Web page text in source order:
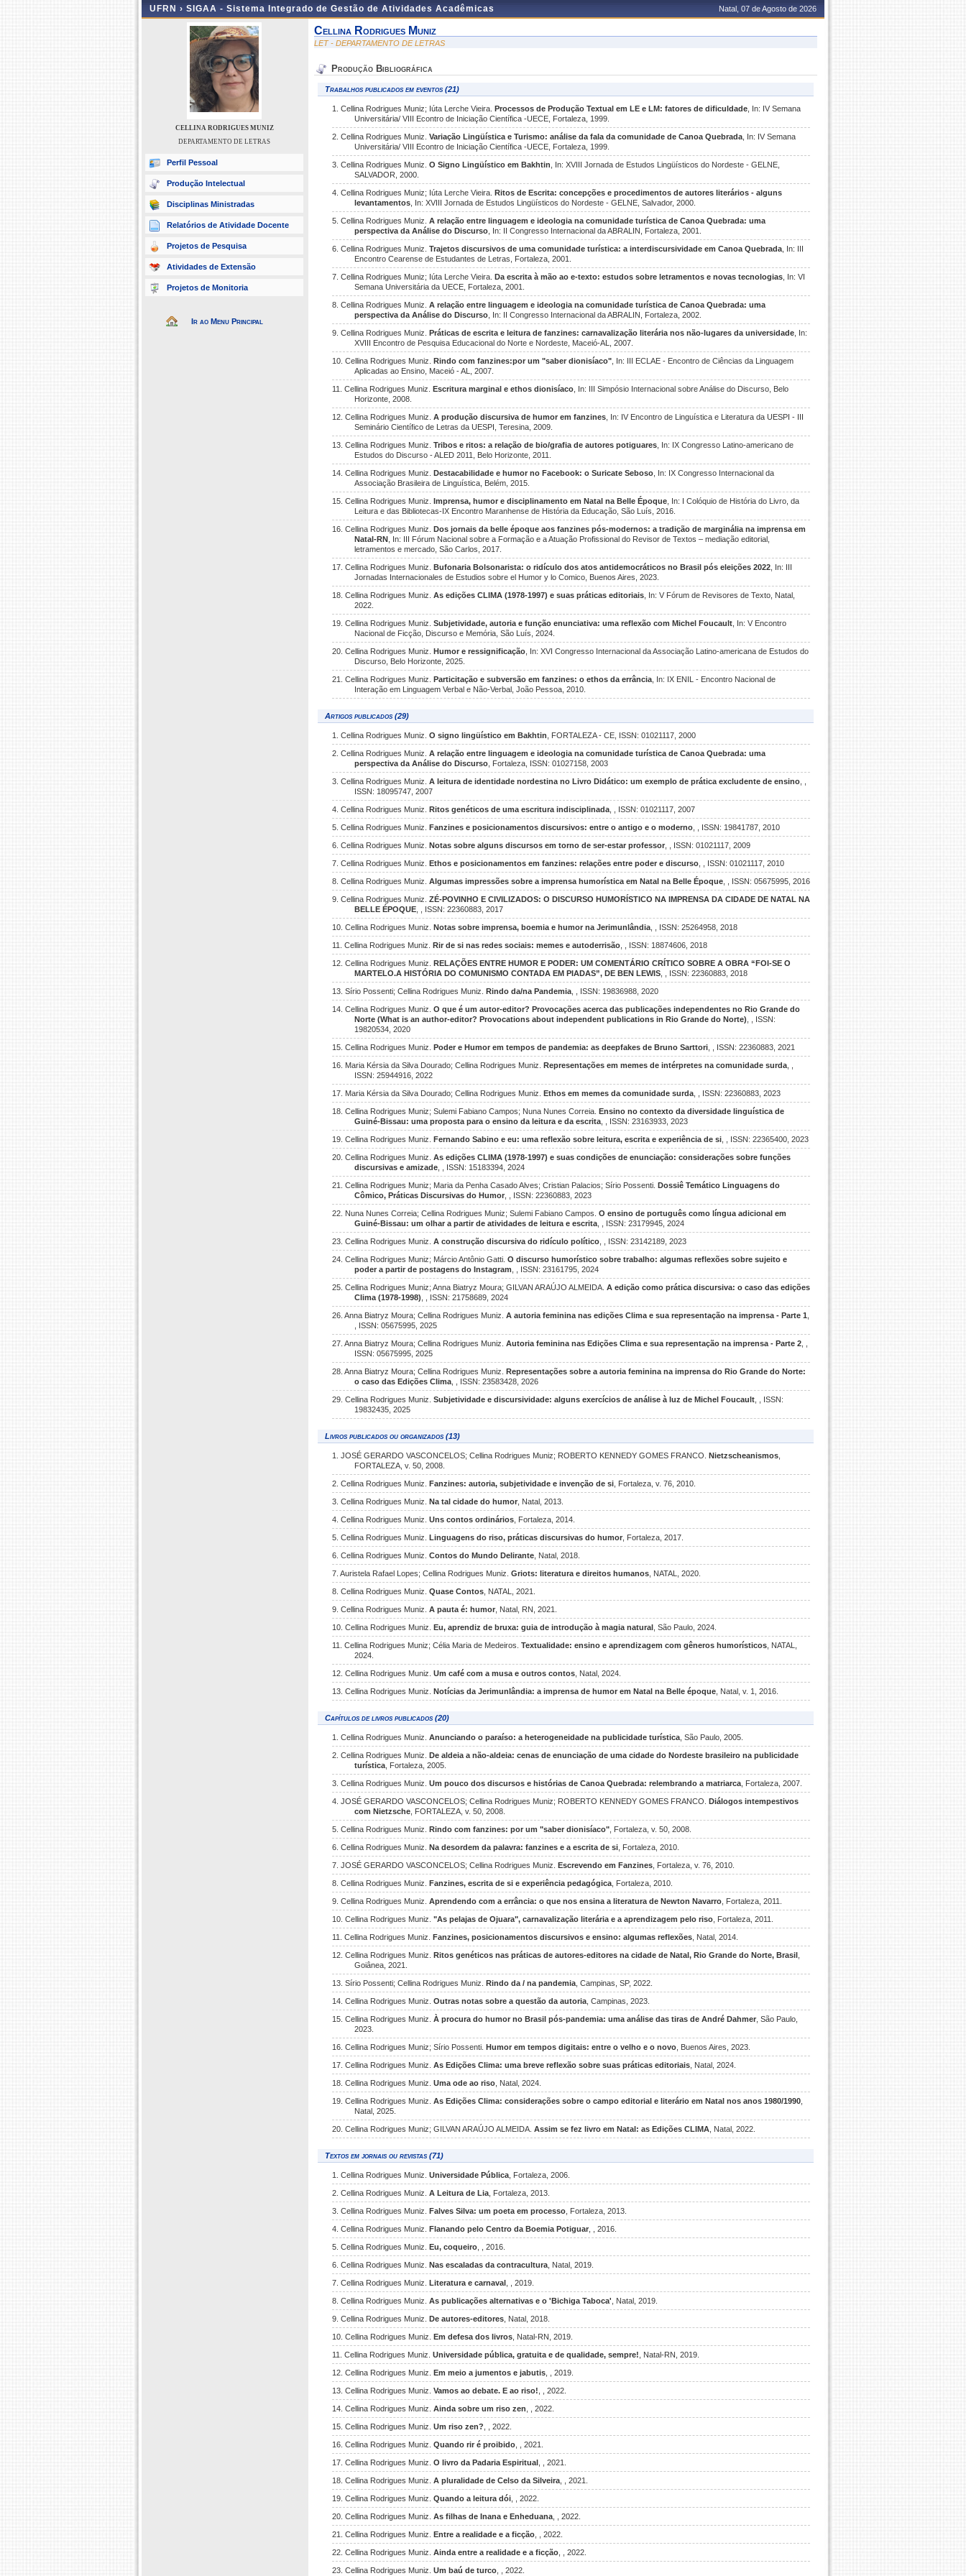
UFRN › SIGAA - Sistema Integrado de Gestão de Atividades Acadêmicas Natal, 07 de Agosto de 2026
CELLINA RODRIGUES MUNIZ
DEPARTAMENTO DE LETRAS
Perfil Pessoal
Produção Intelectual
Disciplinas Ministradas
Relatórios de Atividade Docente
Projetos de Pesquisa
Atividades de Extensão
Projetos de Monitoria
Ir ao Menu Principal
Cellina Rodrigues Muniz
LET - DEPARTAMENTO DE LETRAS
Produção Bibliográfica
Trabalhos publicados em eventos (21)
1. Cellina Rodrigues Muniz; Iúta Lerche Vieira. Processos de Produção Textual em LE e LM: fatores de dificuldade , In: IV Semana
Universitária/ VIII Econtro de Iniciação Científica -UECE, Fortaleza, 1999.
2. Cellina Rodrigues Muniz. Variação Lingüística e Turismo: análise da fala da comunidade de Canoa Quebrada , In: IV Semana
Universitária/ VIII Econtro de Iniciação Científica -UECE, Fortaleza, 1999.
3. Cellina Rodrigues Muniz. O Signo Lingüístico em Bakhtin , In: XVIII Jornada de Estudos Lingüísticos do Nordeste - GELNE,
SALVADOR, 2000.
4. Cellina Rodrigues Muniz; Iúta Lerche Vieira. Ritos de Escrita: concepções e procedimentos de autores literários - alguns
levantamentos , In: XVIII Jornada de Estudos Lingüísticos do Nordeste - GELNE, Salvador, 2000.
5. Cellina Rodrigues Muniz. A relação entre linguagem e ideologia na comunidade turística de Canoa Quebrada: uma
perspectiva da Análise do Discurso , In: II Congresso Internacional da ABRALIN, Fortaleza, 2001.
6. Cellina Rodrigues Muniz. Trajetos discursivos de uma comunidade turística: a interdiscursividade em Canoa Quebrada , In: III
Encontro Cearense de Estudantes de Letras, Fortaleza, 2001.
7. Cellina Rodrigues Muniz; Iúta Lerche Vieira. Da escrita à mão ao e-texto: estudos sobre letramentos e novas tecnologias , In: VI
Semana Universitária da UECE, Fortaleza, 2001.
8. Cellina Rodrigues Muniz. A relação entre linguagem e ideologia na comunidade turística de Canoa Quebrada: uma
perspectiva da Análise do Discurso , In: II Congresso Internacional da ABRALIN, Fortaleza, 2002.
9. Cellina Rodrigues Muniz. Práticas de escrita e leitura de fanzines: carnavalização literária nos não-lugares da universidade , In:
XVIII Encontro de Pesquisa Educacional do Norte e Nordeste, Maceió-AL, 2007.
10. Cellina Rodrigues Muniz. Rindo com fanzines:por um "saber dionisíaco" , In: III ECLAE - Encontro de Ciências da Linguagem
Aplicadas ao Ensino, Maceió - AL, 2007.
11. Cellina Rodrigues Muniz. Escritura marginal e ethos dionisíaco , In: III Simpósio Internacional sobre Análise do Discurso, Belo
Horizonte, 2008.
12. Cellina Rodrigues Muniz. A produção discursiva de humor em fanzines , In: IV Encontro de Linguística e Literatura da UESPI - III
Seminário Científico de Letras da UESPI, Teresina, 2009.
13. Cellina Rodrigues Muniz. Tribos e ritos: a relação de bio/grafia de autores potiguares , In: IX Congresso Latino-americano de
Estudos do Discurso - ALED 2011, Belo Horizonte, 2011.
14. Cellina Rodrigues Muniz. Destacabilidade e humor no Facebook: o Suricate Seboso , In: IX Congresso Internacional da
Associação Brasileira de Linguística, Belém, 2015.
15. Cellina Rodrigues Muniz. Imprensa, humor e disciplinamento em Natal na Belle Époque , In: I Colóquio de História do Livro, da
Leitura e das Bibliotecas-IX Encontro Maranhense de História da Educação, São Luís, 2016.
16. Cellina Rodrigues Muniz. Dos jornais da belle époque aos fanzines pós-modernos: a tradição de marginália na imprensa em
Natal-RN , In: III Fórum Nacional sobre a Formação e a Atuação Profissional do Revisor de Textos – mediação editorial,
letramentos e mercado, São Carlos, 2017.
17. Cellina Rodrigues Muniz. Bufonaria Bolsonarista: o ridículo dos atos antidemocráticos no Brasil pós eleições 2022 , In: III
Jornadas Internacionales de Estudios sobre el Humor y lo Comico, Buenos Aires, 2023.
18. Cellina Rodrigues Muniz. As edições CLIMA (1978-1997) e suas práticas editoriais , In: V Fórum de Revisores de Texto, Natal,
2022.
19. Cellina Rodrigues Muniz. Subjetividade, autoria e função enunciativa: uma reflexão com Michel Foucault , In: V Encontro
Nacional de Ficção, Discurso e Memória, São Luís, 2024.
20. Cellina Rodrigues Muniz. Humor e ressignificação , In: XVI Congresso Internacional da Associação Latino-americana de Estudos do
Discurso, Belo Horizonte, 2025.
21. Cellina Rodrigues Muniz. Particitação e subversão em fanzines: o ethos da errância , In: IX ENIL - Encontro Nacional de
Interação em Linguagem Verbal e Não-Verbal, João Pessoa, 2010.
Artigos publicados (29)
1. Cellina Rodrigues Muniz. O signo lingüístico em Bakhtin , FORTALEZA - CE, ISSN: 01021117, 2000
2. Cellina Rodrigues Muniz. A relação entre linguagem e ideologia na comunidade turística de Canoa Quebrada: uma
perspectiva da Análise do Discurso , Fortaleza, ISSN: 01027158, 2003
3. Cellina Rodrigues Muniz. A leitura de identidade nordestina no Livro Didático: um exemplo de prática excludente de ensino
ISSN: 18095747, 2007
4. Cellina Rodrigues Muniz. Ritos genéticos de uma escritura indisciplinada , , ISSN: 01021117, 2007
5. Cellina Rodrigues Muniz. Fanzines e posicionamentos discursivos: entre o antigo e o moderno , , ISSN: 19841787, 2010
6. Cellina Rodrigues Muniz. Notas sobre alguns discursos em torno de ser-estar professor , , ISSN: 01021117, 2009
7. Cellina Rodrigues Muniz. Ethos e posicionamentos em fanzines: relações entre poder e discurso , , ISSN: 01021117, 2010
8. Cellina Rodrigues Muniz. Algumas impressões sobre a imprensa humorística em Natal na Belle Époque , , ISSN: 05675995, 2016
9. Cellina Rodrigues Muniz. ZÉ-POVINHO E CIVILIZADOS: O DISCURSO HUMORÍSTICO NA IMPRENSA DA CIDADE DE NATAL NA
BELLE ÉPOQUE , , ISSN: 22360883, 2017
10. Cellina Rodrigues Muniz. Notas sobre imprensa, boemia e humor na Jerimunlândia , , ISSN: 25264958, 2018
11. Cellina Rodrigues Muniz. Rir de si nas redes sociais: memes e autoderrisão , , ISSN: 18874606, 2018
12. Cellina Rodrigues Muniz. RELAÇÕES ENTRE HUMOR E PODER: UM COMENTÁRIO CRÍTICO SOBRE A OBRA “FOI-SE O
MARTELO.A HISTÓRIA DO COMUNISMO CONTADA EM PIADAS”, DE BEN LEWIS , , ISSN: 22360883, 2018
13. Sírio Possenti; Cellina Rodrigues Muniz. Rindo da/na Pandemia , , ISSN: 19836988, 2020
14. Cellina Rodrigues Muniz. O que é um autor-editor? Provocações acerca das publicações independentes no Rio Grande do
Norte (What is an author-editor? Provocations about independent publications in Rio Grande do Norte)
, , ISSN:
19820534, 2020
15. Cellina Rodrigues Muniz. Poder e Humor em tempos de pandemia: as deepfakes de Bruno Sarttori , , ISSN: 22360883, 2021
16. Maria Kérsia da Silva Dourado; Cellina Rodrigues Muniz. Representações em memes de intérpretes na comunidade surda
ISSN: 25944916, 2022
17. Maria Kérsia da Silva Dourado; Cellina Rodrigues Muniz. Ethos em memes da comunidade surda , , ISSN: 22360883, 2023
18. Cellina Rodrigues Muniz; Sulemi Fabiano Campos; Nuna Nunes Correia. Ensino no contexto da diversidade linguística de
Guiné-Bissau: uma proposta para o ensino da leitura e da escrita , , ISSN: 23163933, 2023
19. Cellina Rodrigues Muniz. Fernando Sabino e eu: uma reflexão sobre leitura, escrita e experiência de si , , ISSN: 22365400, 2023
20. Cellina Rodrigues Muniz. As edições CLIMA (1978-1997) e suas condições de enunciação: considerações sobre funções
discursivas e amizade , , ISSN: 15183394, 2024
21. Cellina Rodrigues Muniz; Maria da Penha Casado Alves; Cristian Palacios; Sírio Possenti. Dossiê Temático Linguagens do
Cômico, Práticas Discursivas do Humor , , ISSN: 22360883, 2023
22. Nuna Nunes Correia; Cellina Rodrigues Muniz; Sulemi Fabiano Campos. O ensino de português como língua adicional em
Guiné-Bissau: um olhar a partir de atividades de leitura e escrita , , ISSN: 23179945, 2024
23. Cellina Rodrigues Muniz. A construção discursiva do ridículo político , , ISSN: 23142189, 2023
24. Cellina Rodrigues Muniz; Márcio Antônio Gatti. O discurso humorístico sobre trabalho: algumas reflexões sobre sujeito e
poder a partir de postagens do Instagram
, , ISSN: 23161795, 2024
25. Cellina Rodrigues Muniz; Anna Biatryz Moura; GILVAN ARAÚJO ALMEIDA. A edição como prática discursiva: o caso das edições
Clima (1978-1998)
, , ISSN: 21758689, 2024
26. Anna Biatryz Moura; Cellina Rodrigues Muniz. A autoria feminina nas edições Clima e sua representação na imprensa - Parte 1
, ISSN: 05675995, 2025
27. Anna Biatryz Moura; Cellina Rodrigues Muniz. Autoria feminina nas Edições Clima e sua representação na imprensa - Parte 2
ISSN: 05675995, 2025
28. Anna Biatryz Moura; Cellina Rodrigues Muniz. Representações sobre a autoria feminina na imprensa do Rio Grande do Norte:
o caso das Edições Clima , , ISSN: 23583428, 2026
29. Cellina Rodrigues Muniz. Subjetividade e discursividade: alguns exercícios de análise à luz de Michel Foucault , , ISSN:
19832435, 2025
Livros publicados ou organizados (13)
1. JOSÉ GERARDO VASCONCELOS; Cellina Rodrigues Muniz; ROBERTO KENNEDY GOMES FRANCO. Nietzscheanismos
FORTALEZA, v. 50, 2008.
2. Cellina Rodrigues Muniz. Fanzines: autoria, subjetividade e invenção de si , Fortaleza, v. 76, 2010.
3. Cellina Rodrigues Muniz. Na tal cidade do humor , Natal, 2013.
4. Cellina Rodrigues Muniz. Uns contos ordinários , Fortaleza, 2014.
5. Cellina Rodrigues Muniz. Linguagens do riso, práticas discursivas do humor , Fortaleza, 2017.
6. Cellina Rodrigues Muniz. Contos do Mundo Delirante , Natal, 2018.
7. Auristela Rafael Lopes; Cellina Rodrigues Muniz. Griots: literatura e direitos humanos , NATAL, 2020.
8. Cellina Rodrigues Muniz. Quase Contos , NATAL, 2021.
9. Cellina Rodrigues Muniz. A pauta é: humor , Natal, RN, 2021.
10. Cellina Rodrigues Muniz. Eu, aprendiz de bruxa: guia de introdução à magia natural , São Paulo, 2024.
11. Cellina Rodrigues Muniz; Célia Maria de Medeiros. Textualidade: ensino e aprendizagem com gêneros humorísticos , NATAL,
2024.
12. Cellina Rodrigues Muniz. Um café com a musa e outros contos , Natal, 2024.
13. Cellina Rodrigues Muniz. Notícias da Jerimunlândia: a imprensa de humor em Natal na Belle époque , Natal, v. 1, 2016.
Capítulos de livros publicados (20)
1. Cellina Rodrigues Muniz. Anunciando o paraíso: a heterogeneidade na publicidade turística , São Paulo, 2005.
2. Cellina Rodrigues Muniz. De aldeia a não-aldeia: cenas de enunciação de uma cidade do Nordeste brasileiro na publicidade
turística , Fortaleza, 2005.
3. Cellina Rodrigues Muniz. Um pouco dos discursos e histórias de Canoa Quebrada: relembrando a matriarca , Fortaleza, 2007.
4. JOSÉ GERARDO VASCONCELOS; Cellina Rodrigues Muniz; ROBERTO KENNEDY GOMES FRANCO. Diálogos intempestivos
com Nietzsche , FORTALEZA, v. 50, 2008.
5. Cellina Rodrigues Muniz. Rindo com fanzines: por um "saber dionisíaco" , Fortaleza, v. 50, 2008.
6. Cellina Rodrigues Muniz. Na desordem da palavra: fanzines e a escrita de si , Fortaleza, 2010.
7. JOSÉ GERARDO VASCONCELOS; Cellina Rodrigues Muniz. Escrevendo em Fanzines , Fortaleza, v. 76, 2010.
8. Cellina Rodrigues Muniz. Fanzines, escrita de si e experiência pedagógica , Fortaleza, 2010.
9. Cellina Rodrigues Muniz. Aprendendo com a errância: o que nos ensina a literatura de Newton Navarro , Fortaleza, 2011.
10. Cellina Rodrigues Muniz. "As pelajas de Ojuara", carnavalização literária e a aprendizagem pelo riso , Fortaleza, 2011.
11. Cellina Rodrigues Muniz. Fanzines, posicionamentos discursivos e ensino: algumas reflexões , Natal, 2014.
12. Cellina Rodrigues Muniz. Ritos genéticos nas práticas de autores-editores na cidade de Natal, Rio Grande do Norte, Brasil
Goiânea, 2021.
13. Sírio Possenti; Cellina Rodrigues Muniz. Rindo da / na pandemia , Campinas, SP, 2022.
14. Cellina Rodrigues Muniz. Outras notas sobre a questão da autoria , Campinas, 2023.
15. Cellina Rodrigues Muniz. À procura do humor no Brasil pós-pandemia: uma análise das tiras de André Dahmer , São Paulo,
2023.
16. Cellina Rodrigues Muniz; Sírio Possenti. Humor em tempos digitais: entre o velho e o novo , Buenos Aires, 2023.
17. Cellina Rodrigues Muniz. As Edições Clima: uma breve reflexão sobre suas práticas editoriais , Natal, 2024.
18. Cellina Rodrigues Muniz. Uma ode ao riso , Natal, 2024.
19. Cellina Rodrigues Muniz. As Edições Clima: considerações sobre o campo editorial e literário em Natal nos anos 1980/1990
Natal, 2025.
20. Cellina Rodrigues Muniz; GILVAN ARAÚJO ALMEIDA. Assim se fez livro em Natal: as Edições CLIMA , Natal, 2022.
Textos em jornais ou revistas (71)
1. Cellina Rodrigues Muniz. Universidade Pública , Fortaleza, 2006.
2. Cellina Rodrigues Muniz. A Leitura de Lia , Fortaleza, 2013.
3. Cellina Rodrigues Muniz. Falves Silva: um poeta em processo , Fortaleza, 2013.
4. Cellina Rodrigues Muniz. Flanando pelo Centro da Boemia Potiguar , , 2016.
5. Cellina Rodrigues Muniz. Eu, coqueiro , , 2016.
6. Cellina Rodrigues Muniz. Nas escaladas da contracultura , Natal, 2019.
7. Cellina Rodrigues Muniz. Literatura e carnaval , , 2019.
8. Cellina Rodrigues Muniz. As publicações alternativas e o 'Bichiga Taboca' , Natal, 2019.
9. Cellina Rodrigues Muniz. De autores-editores , Natal, 2018.
10. Cellina Rodrigues Muniz. Em defesa dos livros , Natal-RN, 2019.
11. Cellina Rodrigues Muniz. Universidade pública, gratuita e de qualidade, sempre! , Natal-RN, 2019.
12. Cellina Rodrigues Muniz. Em meio a jumentos e jabutis , , 2019.
13. Cellina Rodrigues Muniz. Vamos ao debate. E ao riso! , , 2022.
14. Cellina Rodrigues Muniz. Ainda sobre um riso zen , , 2022.
15. Cellina Rodrigues Muniz. Um riso zen? , , 2022.
16. Cellina Rodrigues Muniz. Quando rir é proibido , , 2021.
17. Cellina Rodrigues Muniz. O livro da Padaria Espiritual , , 2021.
18. Cellina Rodrigues Muniz. A pluralidade de Celso da Silveira , , 2021.
19. Cellina Rodrigues Muniz. Quando a leitura dói , , 2022.
20. Cellina Rodrigues Muniz. As filhas de Inana e Enheduana , , 2022.
21. Cellina Rodrigues Muniz. Entre a realidade e a ficção , , 2022.
22. Cellina Rodrigues Muniz. Ainda entre a realidade e a ficção , , 2022.
23. Cellina Rodrigues Muniz. Um baú de turco , , 2022.